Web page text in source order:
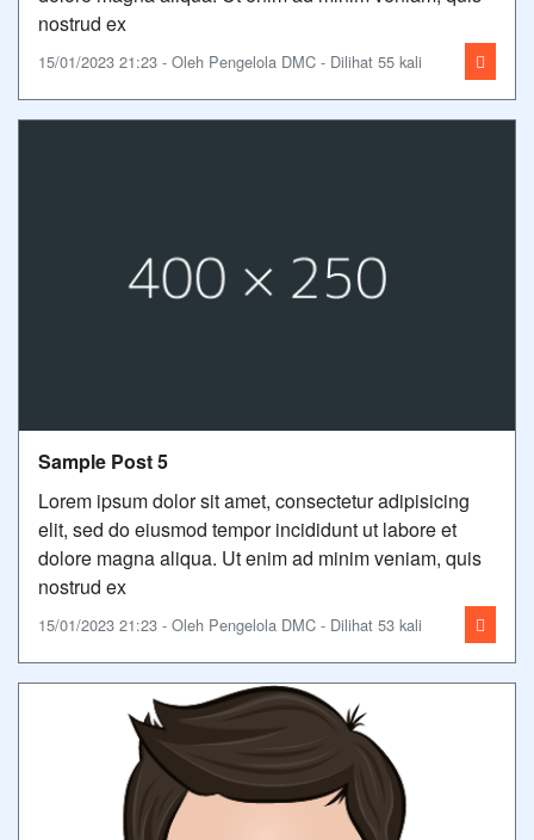
nostrud ex
15/01/2023 21:23 - Oleh Pengelola DMC - Dilihat 55 kali
Sample Post 5
Lorem ipsum dolor sit amet, consectetur adipisicing
elit, sed do eiusmod tempor incididunt ut labore et
dolore magna aliqua. Ut enim ad minim veniam, quis
nostrud ex
15/01/2023 21:23 - Oleh Pengelola DMC - Dilihat 53 kali